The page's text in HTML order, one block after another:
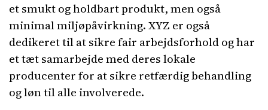
et smukt og holdbart produkt, men også
minimal miljøpåvirkning. XYZ er også
dedikeret til at sikre fair arbejdsforhold og har
et tæt samarbejde med deres lokale
producenter for at sikre retfærdig behandling
og løn til alle involverede.